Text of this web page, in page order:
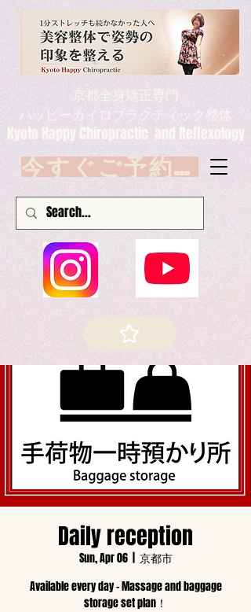
京都全身矯正専門
ハッピーカイロプラクティック整体
Kyoto Happy Chiropractic and Reflexology
今すぐご予約 Book now
Daily reception
Sun, Apr 06
  |
京都市
Available every day - Massage and baggage
storage set plan！